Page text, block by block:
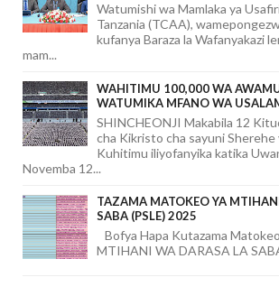
Watumishi wa Mamlaka ya
Tanzania (TCAA),
kufanya Baraza la Wafanyakazi
mam...
WAHITIMU 100,000 WA
WATUMIKA MFANO WA
SHINCHEONJI Makabila 12
cha Kikristo cha sayuni Sherehe
Kuhitimu iliyofanyika katika
Novemba 12...
TAZAMA MATOKEO YA
SABA (PSLE) 2025
Bofya Hapa Kutazama
MTIHANI WA DARASA LA